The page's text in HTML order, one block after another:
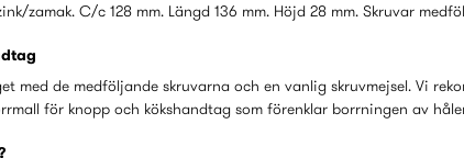
zamak. C/c 128 mm. Längd 136 mm. Höjd 28 mm. Skruvar
med de medföljande skruvarna och en vanlig skruvmejsel. Vi
för knopp och kökshandtag som förenklar borrningen av